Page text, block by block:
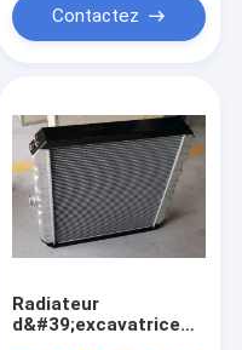
Contactez
Radiateur
d&#39;excavatrice